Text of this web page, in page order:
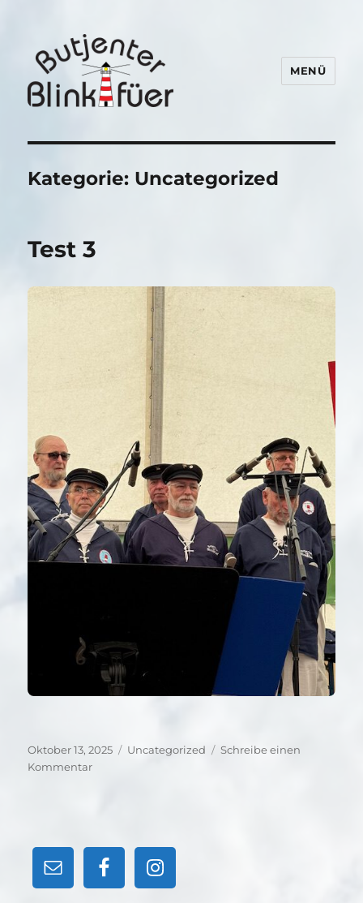
MENÜ
Kategorie: Uncategorized
Test 3
Veröffentlicht
am
Oktober 13, 2025 Kategorien
Uncategorized
Schreibe einen
Kommentarzu